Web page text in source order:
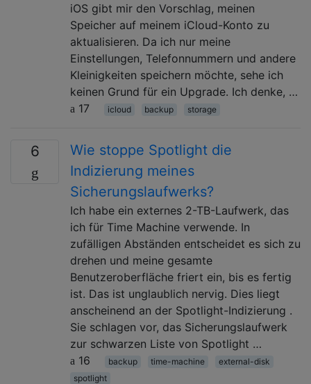
iOS gibt mir den Vorschlag, meinen
Speicher auf meinem iCloud-Konto zu
aktualisieren. Da ich nur meine
Einstellungen, Telefonnummern und andere
Kleinigkeiten speichern möchte, sehe ich
keinen Grund für ein Upgrade. Ich denke, …
17
icloud backup storage
6
Wie stoppe Spotlight die
Indizierung meines
Sicherungslaufwerks?
Ich habe ein externes 2-TB-Laufwerk, das
ich für Time Machine verwende. In
zufälligen Abständen entscheidet es sich zu
drehen und meine gesamte
Benutzeroberfläche friert ein, bis es fertig
ist. Das ist unglaublich nervig. Dies liegt
anscheinend an der Spotlight-Indizierung .
Sie schlagen vor, das Sicherungslaufwerk
zur schwarzen Liste von Spotlight …
16
backup time-machine
external-disk
spotlight